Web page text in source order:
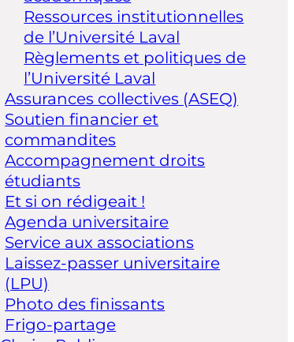
Ressources institutionnelles
de l’Université Laval
Règlements et politiques de
l’Université Laval
Assurances collectives (ASEQ)
Soutien financier et
commandites
Accompagnement droits
étudiants
Et si on rédigeait !
Agenda universitaire
Service aux associations
Laissez-passer universitaire
(LPU)
Photo des finissants
Frigo-partage